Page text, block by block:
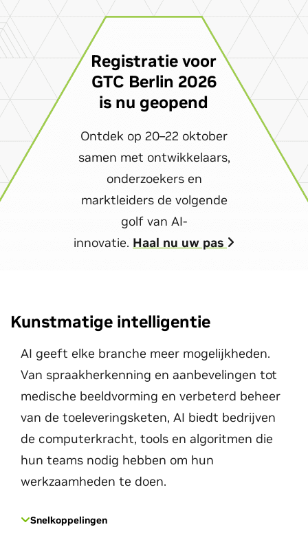
Registratie voor
GTC Berlin 2026
is nu geopend
Ontdek op 20–22 oktober
samen met ontwikkelaars,
onderzoekers en
marktleiders de volgende
golf van AI-
innovatie. Haal nu uw pas
Kunstmatige intelligentie
AI geeft elke branche meer mogelijkheden.
Van spraakherkenning en aanbevelingen tot
medische beeldvorming en verbeterd beheer
van de toeleveringsketen, AI biedt bedrijven
de computerkracht, tools en algoritmen die
hun teams nodig hebben om hun
werkzaamheden te doen.
Snelkoppelingen